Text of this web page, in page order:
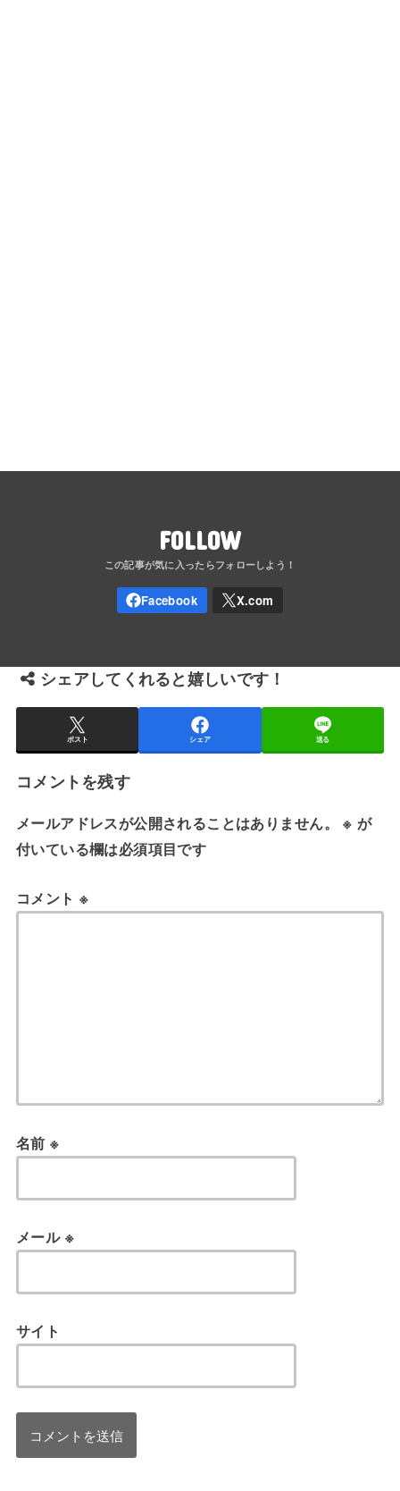
FOLLOW
シェアしてくれると嬉しいです！
ポスト シェア 送る
コメントを残す
メールアドレスが公開されることはありません。 ※ が
付いている欄は必須項目です
コメント ※
名前※
メール ※
サイト